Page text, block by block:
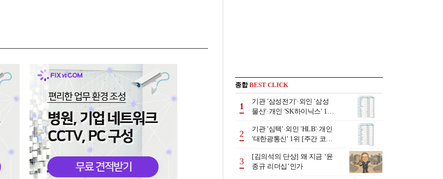
종합BEST CLICK
1
기관 '삼성전기'·외인 '삼성
물산'·개인 'SK하이닉스' 1위
년 8월3일~8월7일]
2
기관 '심텍'·외인 'HLB'·개인
'대한광통신' 1위 [주간 코스
월7일]
3
[김의석의 단상] 왜 지금 ‘윤
종규 리더십’인가